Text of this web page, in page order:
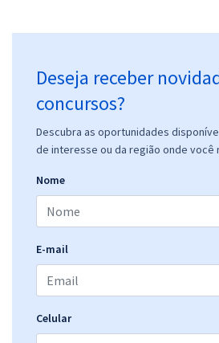
Deseja receber
concursos?
Descubra as oportunidades
de interesse ou da região onde você
Nome
E-mail
Celular